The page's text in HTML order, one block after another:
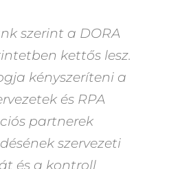
szerint a DORA
kettős lesz.
kényszeríteni a
és RPA
partnerek
szervezeti
és a kontroll